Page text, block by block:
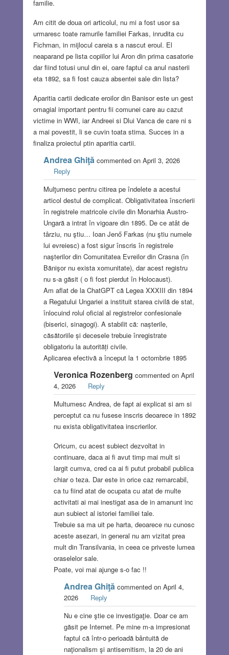
familie.
Am citit de doua ori articolul, nu mi a fost usor sa
urmaresc toate ramurile familiei Farkas, inrudita cu
Fichman, in mijlocul careia s a nascut eroul. El
neaparand pe lista copiilor lui Aron din prima casatorie
dar fiind totusi unul din ei, oare faptul ca anul nasterii
eta 1892, sa fi fost cauza absentei sale din lista?
Aparitia cartii dedicate eroilor din Banisor este un gest
omagial important pentru fii comunei care au cazut
victime in WWI, iar Andreei si Dlui Vanca de care ni s
a mai povestit, li se cuvin toata stima. Succes in a
finaliza proiectul ptin aparitia cartii.
Andrea Ghiţăcommented on April 3, 2026
Reply
Mulţumesc pentru citirea pe îndelete a acestui
articol destul de complicat. Obligativitatea înscrierii
în registrele matricole civile din Monarhia Austro-
Ungară a intrat în vigoare din 1895. De ce atât de
târziu, nu ştiu… Ioan Jenő Farkas (nu ştiu numele
lui evreiesc) a fost sigur înscris în registrele
naşterilor din Comunitatea Evreilor din Crasna (în
Bănişor nu exista xomunitate), dar acest registru
nu s-a găsit ( o fi fost pierdut în Holocaust).
Am aflat de la ChatGPT că Legea XXXIII din 1894
a Regatului Ungariei a instituit starea civilă de stat,
înlocuind rolul oficial al registrelor confesionale
(biserici, sinagogi). A stabilit că: nașterile,
căsătoriile și decesele trebuie înregistrate
obligatoriu la autorități civile.
Aplicarea efectivă a început la 1 octombrie 1895
Veronica Rozenberg commented on April
4, 2026
Reply
Multumesc Andrea, de fapt ai explicat si am si
perceptut ca nu fusese inscris deoarece in 1892
nu exista obligativitatea inscrierilor.
Oricum, cu acest subiect dezvoltat in
continuare, daca ai fi avut timp mai mult si
largit cumva, cred ca ai fi putut probabil publica
chiar o teza. Dar este in orice caz remarcabil,
ca tu fiind atat de ocupata cu atat de multe
activitati ai mai inestigat asa de in amanunt inc
aun subiect al istoriei familiei tale.
Trebuie sa ma uit pe harta, deoarece nu cunosc
aceste asezari, in general nu am vizitat prea
mult din Transilvania, in ceea ce priveste lumea
oraselelor sale.
Poate, voi mai ajunge s-o fac !!
Andrea Ghiţăcommented on April 4,
2026
Reply
Nu e cine ştie ce investigaţie. Doar ce am
găsit pe Internet. Pe mine m-a impresionat
faptul că într-o perioadă bântuită de
naţionalism şi antisemitism, la 20 de ani